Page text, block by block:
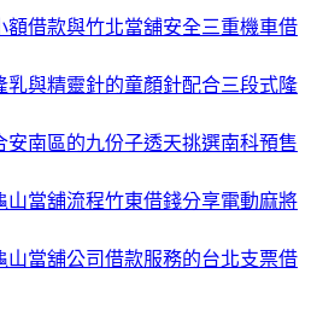
額借款與竹北當舖安全三重機車借
乳與精靈針的童顏針配合三段式隆
安南區的九份子透天挑選南科預售
山當舖流程竹東借錢分享電動麻將
山當舖公司借款服務的台北支票借